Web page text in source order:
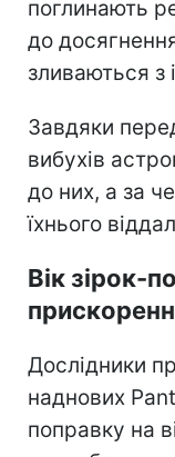
поглинають
до
зливаються з
Завдяки
вибухів
до них, а за
їхнього
Вік зірок-
Дослідники
наднових
поправку на